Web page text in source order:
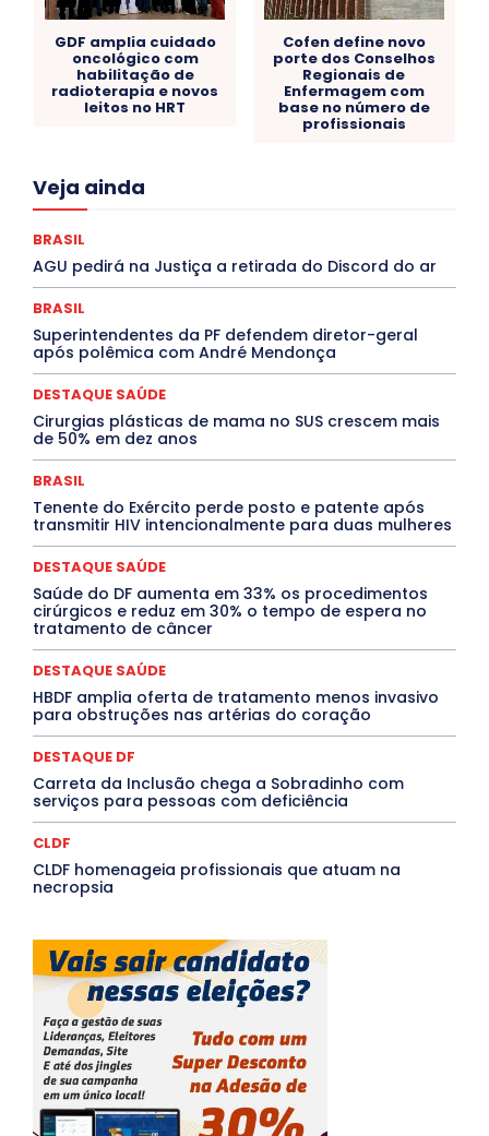
GDF amplia cuidado
oncológico com
habilitação de
radioterapia e novos
leitos no HRT
Cofen define novo
porte dos Conselhos
Regionais de
Enfermagem com
base no número de
profissionais
Veja ainda
Acre
Congressuanas & Esplanadumas
Covid-19
Crônica Política Crônicas
CULTURA
Cultura e Tal
DANÇA Dengue
Denuncia
DESTAQUES OUTROS
DISTRITO FEDERAL
EDUCAÇÃO
ELEIÇÕES
EMPREGO E OPORTUNIDADES
Especial
Espírito Santo ESPORTE
ESTÁGIO
EVENTOS
Febre Oropouche
Goiás
INTELIGÊNCIA ARTIFICIAL
INTERNACIONAL
MEIO AMBIENTE
MÚSICA
O Plantonista Opinião Oropouche
Paraíba
Paraná Pernambuco Piauí
POLÍTICA
PROCESSO SELETIVO
PUBLIEDITORIAL
QUALIFICAÇÃO PROFISSIONAL
Rio de Janeiro
Rio Grande do Sul
Roraima
Santa Catarina
São Paulo SARAMPO
SAÚDE
Saúde Agora
TÁ FROID?
TEATRO TECNOLOGIA
TIC TAC
Mais
BRASIL
AGU pedirá na Justiça a retirada do Discord do ar
BRASIL
Superintendentes da PF defendem diretor-geral
após polêmica com André Mendonça
DESTAQUE SAÚDE
Cirurgias plásticas de mama no SUS crescem mais
de 50% em dez anos
BRASIL
Tenente do Exército perde posto e patente após
transmitir HIV intencionalmente para duas mulheres
DESTAQUE SAÚDE
Saúde do DF aumenta em 33% os procedimentos
cirúrgicos e reduz em 30% o tempo de espera no
tratamento de câncer
DESTAQUE SAÚDE
HBDF amplia oferta de tratamento menos invasivo
para obstruções nas artérias do coração
DESTAQUE DF
Carreta da Inclusão chega a Sobradinho com
serviços para pessoas com deficiência
CLDF
CLDF homenageia profissionais que atuam na
necropsia